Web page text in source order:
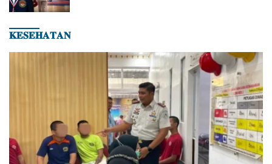
𝐊𝐄𝐒𝐄𝐇𝐀𝐓𝐀𝐍